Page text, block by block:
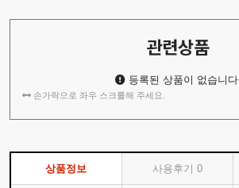
관련상품
등록된 상품이 없습니다.
손가락으로 좌우 스크롤해 주세요.
상품정보 사용후기 0